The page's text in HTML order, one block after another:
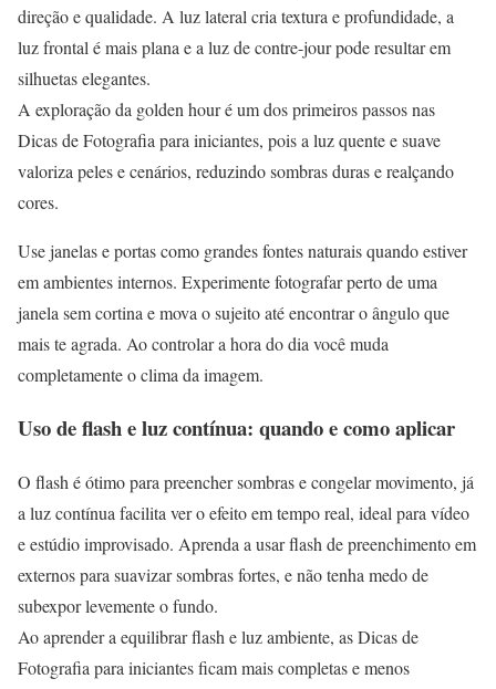
direção e qualidade. A luz lateral cria textura e profundidade, a
luz frontal é mais plana e a luz de contre-jour pode resultar em
silhuetas elegantes.
A exploração da golden hour é um dos primeiros passos nas
Dicas de Fotografia para iniciantes, pois a luz quente e suave
valoriza peles e cenários, reduzindo sombras duras e realçando
cores.
Use janelas e portas como grandes fontes naturais quando estiver
em ambientes internos. Experimente fotografar perto de uma
janela sem cortina e mova o sujeito até encontrar o ângulo que
mais te agrada. Ao controlar a hora do dia você muda
completamente o clima da imagem.
Uso de flash e luz contínua: quando e como aplicar
O flash é ótimo para preencher sombras e congelar movimento, já
a luz contínua facilita ver o efeito em tempo real, ideal para vídeo
e estúdio improvisado. Aprenda a usar flash de preenchimento em
externos para suavizar sombras fortes, e não tenha medo de
subexpor levemente o fundo.
Ao aprender a equilibrar flash e luz ambiente, as Dicas de
Fotografia para iniciantes ficam mais completas e menos